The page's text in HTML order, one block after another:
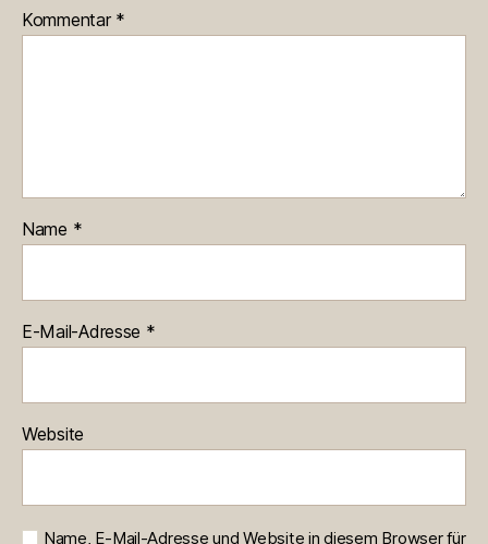
Kommentar *
Name *
E-Mail-Adresse *
Website
Name, E-Mail-Adresse und Website in diesem Browser für